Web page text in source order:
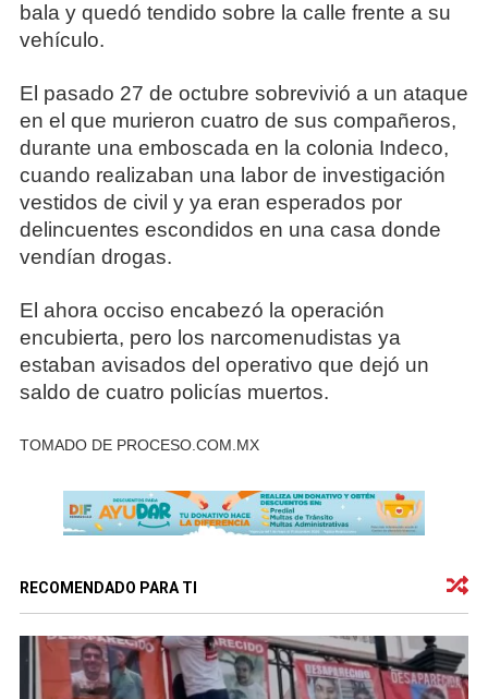
bala y quedó tendido sobre la calle frente a su
vehículo.
El pasado 27 de octubre sobrevivió a un ataque
en el que murieron cuatro de sus compañeros,
durante una emboscada en la colonia Indeco,
cuando realizaban una labor de investigación
vestidos de civil y ya eran esperados por
delincuentes escondidos en una casa donde
vendían drogas.
El ahora occiso encabezó la operación
encubierta, pero los narcomenudistas ya
estaban avisados del operativo que dejó un
saldo de cuatro policías muertos.
TOMADO DE PROCESO.COM.MX
RECOMENDADO PARA TI